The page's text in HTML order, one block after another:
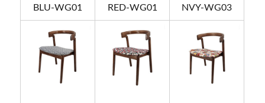
BLU-WG01
RED-WG01
NVY-WG03